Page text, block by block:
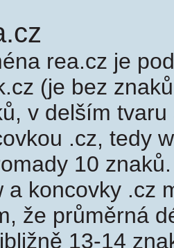
rea.cz je
(je bez
v delším
.cz, tedy
10
a koncovky .cz
že průměrná
13-14